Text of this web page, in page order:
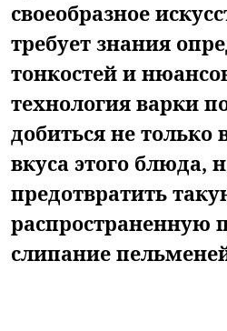
своеобразное
требует знания
тонкостей и
технология варки
добиться не только
вкуса этого блюда,
предотвратить
распространенную
слипание